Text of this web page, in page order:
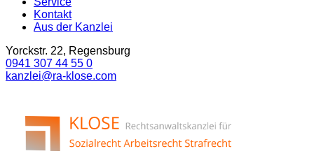
Kontakt
Aus der Kanzlei
Yorckstr. 22, Regensburg
0941 307 44 55 0
kanzlei@ra-klose.com